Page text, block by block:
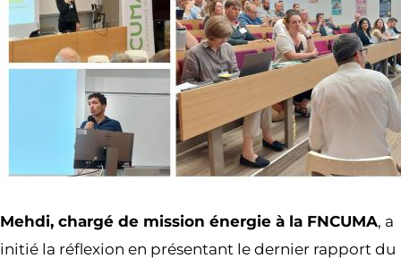
Mehdi, chargé de mission énergie à la FNCUMA, a
initié la réflexion en présentant le dernier rapport du